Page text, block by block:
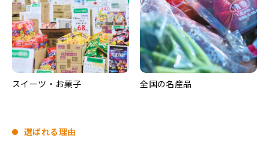
スイーツ・お菓子 全国の名産品
選ばれる理由